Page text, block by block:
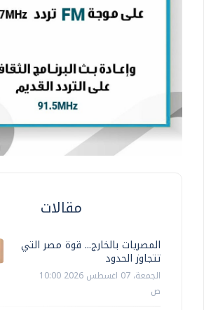
مقالات
المصريات بالخارج... قوة مصر التي
تتجاوز الحدود
الجمعة، 07 اغسطس 2026 10:00
ص